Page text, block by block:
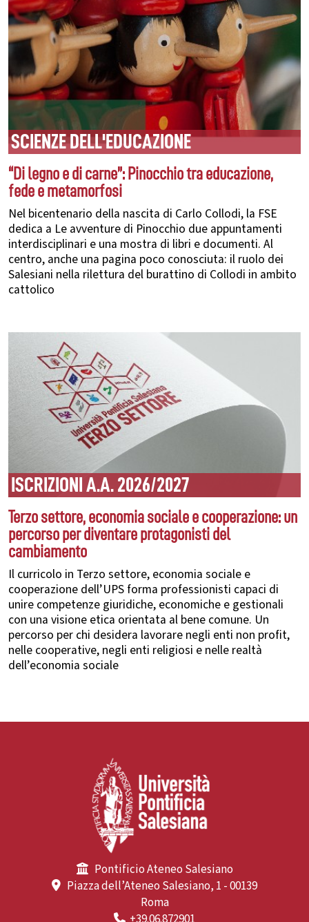
SCIENZE DELL'EDUCAZIONE
“Di legno e di carne”: Pinocchio tra educazione,
fede e metamorfosi
Nel bicentenario della nascita di Carlo Collodi, la FSE
dedica a Le avventure di Pinocchio due appuntamenti
interdisciplinari e una mostra di libri e documenti. Al
centro, anche una pagina poco conosciuta: il ruolo dei
Salesiani nella rilettura del burattino di Collodi in ambito
cattolico
ISCRIZIONI A.A. 2026/2027
Terzo settore, economia sociale e cooperazione: un
percorso per diventare protagonisti del
cambiamento
Il curricolo in Terzo settore, economia sociale e
cooperazione dell’UPS forma professionisti capaci di
unire competenze giuridiche, economiche e gestionali
con una visione etica orientata al bene comune. Un
percorso per chi desidera lavorare negli enti non profit,
nelle cooperative, negli enti religiosi e nelle realtà
dell’economia sociale
Pontificio Ateneo Salesiano
Piazza dell’Ateneo Salesiano, 1 - 00139
Roma